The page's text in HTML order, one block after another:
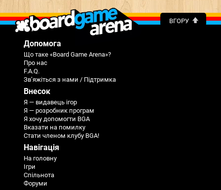
ВГОРУ
Допомога
Що таке «Board Game Arena»?
Про нас
F.A.Q.
Зв’яжіться з нами / Підтримка
Внесок
Я — видавець ігор
Я — розробник програм
Я хочу допомогти BGA
Вказати на помилку
Стати членом клубу BGA!
Навігація
На головну
Ігри
Спільнота
Форуми